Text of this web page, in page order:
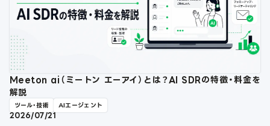
Meeton ai（ミートン エーアイ）とは？AI SDRの特徴・料金を
解説
ツール・技術 AIエージェント
2026/07/21